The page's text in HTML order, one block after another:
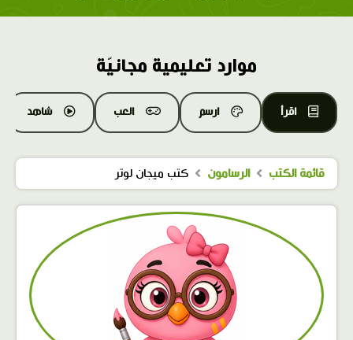
موارد تعليمية مجانيّة
اقرأ ارسم العب شاهد
قائمة الكتب الرسامون كتب ميجان لوتر